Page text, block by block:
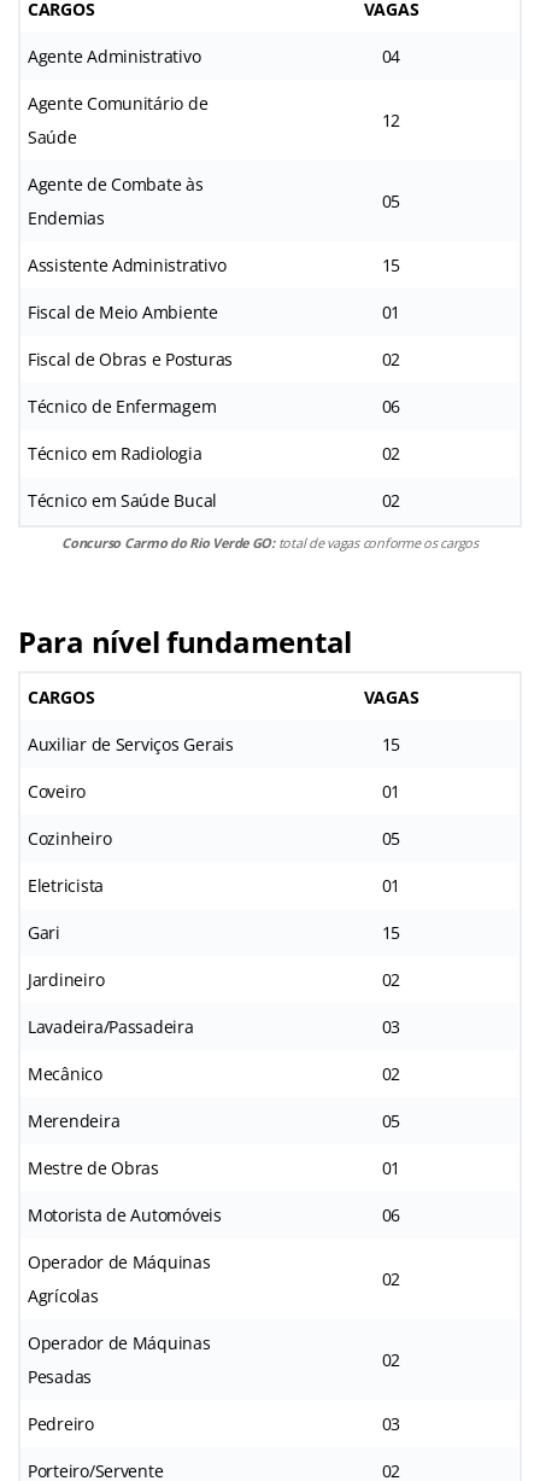
CARGOS VAGAS
Agente Administrativo 04
Agente Comunitário de
Saúde
12
Agente de Combate às
Endemias
05
Assistente Administrativo 15
Fiscal de Meio Ambiente 01
Fiscal de Obras e Posturas 02
Técnico de Enfermagem 06
Técnico em Radiologia 02
Técnico em Saúde Bucal 02
Concurso Carmo do Rio Verde GO: total de vagas conforme os cargos
Para nível fundamental
CARGOS VAGAS
Auxiliar de Serviços Gerais 15
Coveiro 01
Cozinheiro 05
Eletricista 01
Gari 15
Jardineiro 02
Lavadeira/Passadeira 03
Mecânico 02
Merendeira 05
Mestre de Obras 01
Motorista de Automóveis 06
Operador de Máquinas
Agrícolas
02
Operador de Máquinas
Pesadas
02
Pedreiro 03
Porteiro/Servente 02